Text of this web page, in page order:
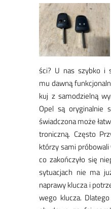
ści? U nas szyb­ko i
mu daw­ną
kuj z sa­mo­dziel­ną
Opel są ory­gi­nal­nie
świad­czo­na mo­że
tro­nicz­ną. Czę­sto
któ­rzy sa­mi
co za­koń­czy­ło się
sy­tu­acjach nie ma
na­pra­wy klu­cza i
we­go klu­cza.